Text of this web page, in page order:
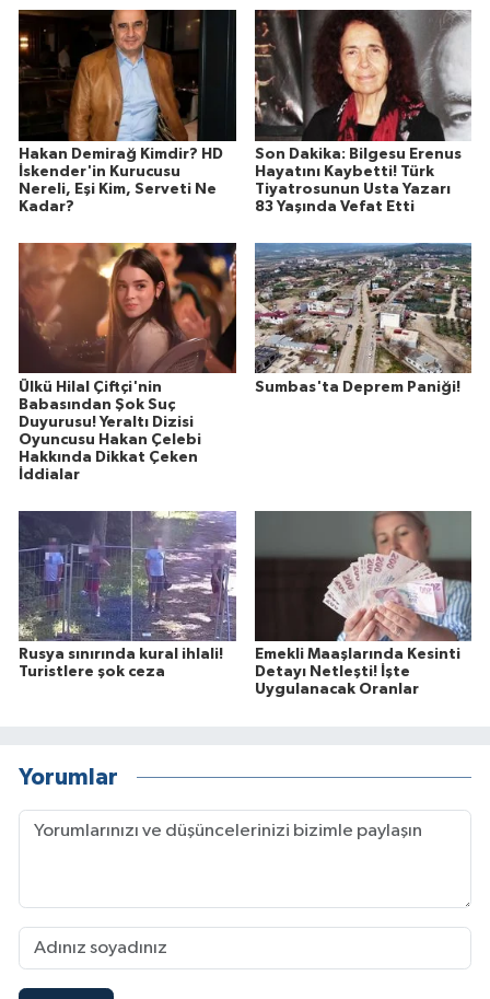
Hakan Demirağ Kimdir? HD
İskender'in Kurucusu
Nereli, Eşi Kim, Serveti Ne
Kadar?
Son Dakika: Bilgesu Erenus
Hayatını Kaybetti! Türk
Tiyatrosunun Usta Yazarı
83 Yaşında Vefat Etti
Ülkü Hilal Çiftçi'nin
Babasından Şok Suç
Duyurusu! Yeraltı Dizisi
Oyuncusu Hakan Çelebi
Hakkında Dikkat Çeken
İddialar
Sumbas'ta Deprem Paniği!
Rusya sınırında kural ihlali!
Turistlere şok ceza
Emekli Maaşlarında Kesinti
Detayı Netleşti! İşte
Uygulanacak Oranlar
Yorumlar